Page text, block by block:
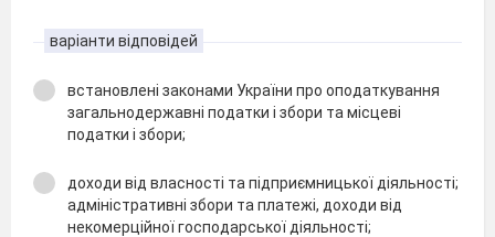
варіанти відповідей
встановлені законами України про оподаткування
загальнодержавні податки і збори та місцеві
податки і збори;
доходи від власності та підприємницької діяльності;
адміністративні збори та платежі, доходи від
некомерційної господарської діяльності;